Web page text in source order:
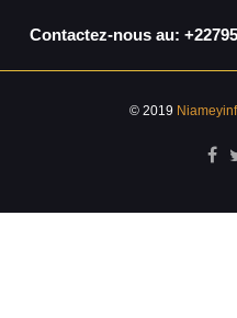
Contactez-nous au:
© 2019